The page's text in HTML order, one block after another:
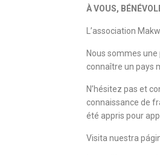
À VOUS,
L’association
Nous sommes
connaître un pays
N’hésitez pas et
connaissance de
été appris pour
Visita nuestra